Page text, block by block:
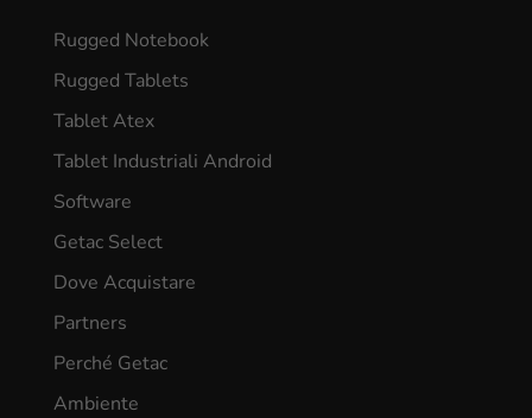
Rugged Notebook
Rugged Tablets
Tablet Atex
Tablet Industriali Android
Software
Getac Select
Dove Acquistare
Partners
Perché Getac
Ambiente